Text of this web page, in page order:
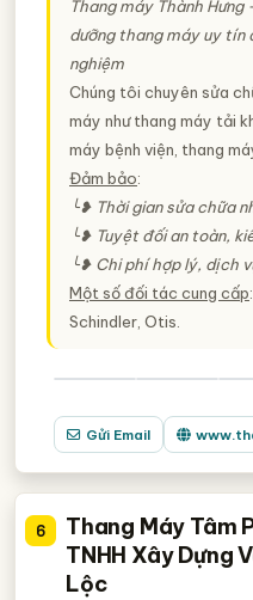
Thang máy Thành
dưỡng thang máy uy tín
nghiệm
Chúng tôi chuyên sửa
máy như thang máy tải
máy bệnh viện, thang
Đảm bảo:
╰❥ Thời gian sửa chữa
╰❥ Tuyệt đối an toàn,
╰❥ Chi phí hợp lý, dịch
Một số đối tác cung cấp
Schindler, Otis.
Gửi Email
6
Thang Máy Tâm
TNHH Xây Dựng
Lộc